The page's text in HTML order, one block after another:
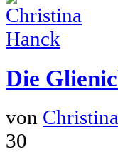
Die
von
30